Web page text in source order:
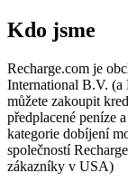
Kdo jsme
Recharge.com je
International B.V.
můžete zakoupit
předplacené peníze
kategorie dobíjení
společností
zákazníky v USA)